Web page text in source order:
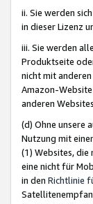
ii. Sie werden
in dieser Lizenz
iii. Sie werden
Produktseite
nicht mit
Amazon-
anderen
(d) Ohne unsere
Nutzung mit
(1) Websites,
eine nicht für
in den Richtlinie